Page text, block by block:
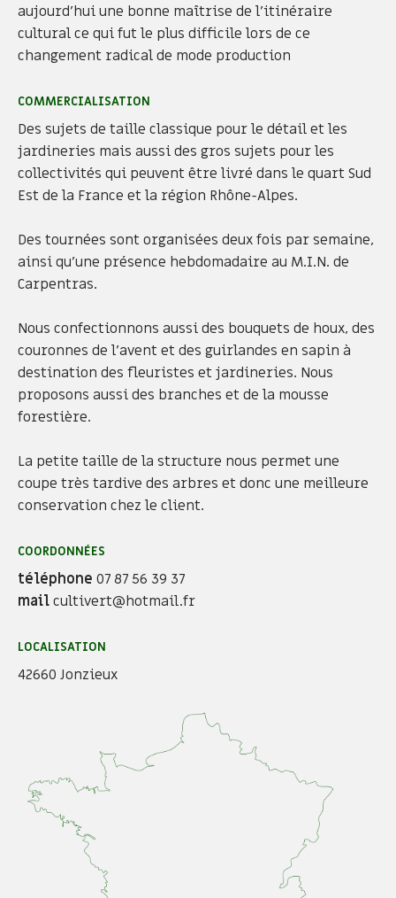
aujourd'hui une bonne maîtrise de l’itinéraire
cultural ce qui fut le plus difficile lors de ce
changement radical de mode production
COMMERCIALISATION
Des sujets de taille classique pour le détail et les
jardineries mais aussi des gros sujets pour les
collectivités qui peuvent être livré dans le quart Sud
Est de la France et la région Rhône-Alpes.
Des tournées sont organisées deux fois par semaine,
ainsi qu'une présence hebdomadaire au M.I.N. de
Carpentras.
Nous confectionnons aussi des bouquets de houx, des
couronnes de l’avent et des guirlandes en sapin à
destination des fleuristes et jardineries. Nous
proposons aussi des branches et de la mousse
forestière.
La petite taille de la structure nous permet une
coupe très tardive des arbres et donc une meilleure
conservation chez le client.
COORDONNÉES
téléphone 07 87 56 39 37
mailcultivert@hotmail.fr
LOCALISATION
42660 Jonzieux